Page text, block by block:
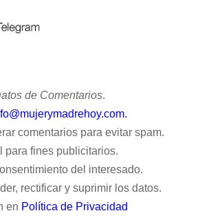
de Comentarios.
comentarios para evitar spam.
para fines publicitarios.
del interesado.
rectificar y suprimir los datos.
en Política de Privacidad